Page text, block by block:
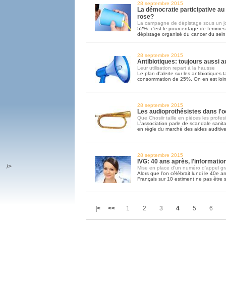
28 septembre 2015
La démocratie participative
rose?
La campagne de dépistage sous un
52%: c'est le pourcentage de
dépistage organisé du cancer du
28 septembre 2015
Antibiotiques: toujours aussi
Leur utilisation repart à la hausse
Le plan d'alerte sur les antibiotiques
consommation de 25%. On en est loin
28 septembre 2015
Les audioprothésistes dans
Que Chosiir taille en pièces les
L'association parle de scandale
en règle du marché des aides
28 septembre 2015
IVG: 40 ans après,
Mise en place d'un numéro d'appel
Alors que l'on célébrait lundi le 40e
Français sur 10 estiment ne pas être
|< << 1 2 3 4 5 6
/>